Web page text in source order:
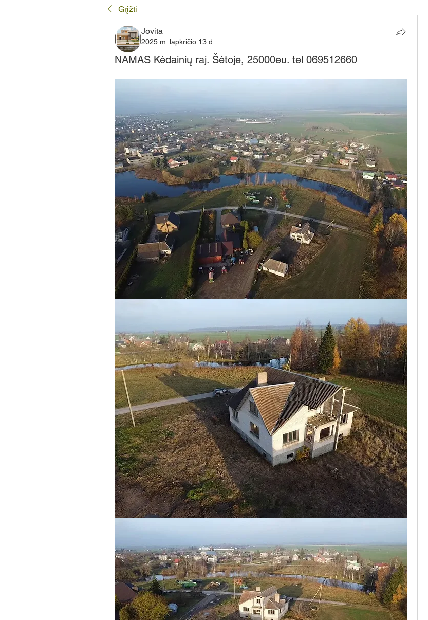
Grįžti
Jovita
2025 m. lapkričio 13 d.
NAMAS Kėdainių raj. Šėtoje, 25000eu. tel 069512660